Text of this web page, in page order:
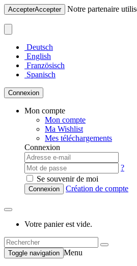
AccepterAccepter Notre partenaire
Deutsch
English
Französisch
Spanisch
Connexion
Mon compte
Mon compte
Ma Wishlist
Mes téléchargements
Connexion
?
Se souvenir de moi
Connexion Création de compte
Votre panier est vide.
Toggle navigation Menu